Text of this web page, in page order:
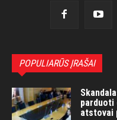
POPULIARŪS ĮRAŠAI
parduoti
atstovai